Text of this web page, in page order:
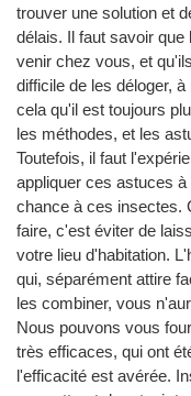
trouver une solution et
délais. Il faut savoir
venir chez vous, et
difficile de les déloger,
cela qu'il est toujours
les méthodes, et les
Toutefois, il faut
appliquer ces astuces
chance à ces insectes.
faire, c'est éviter de
votre lieu d'habitation.
qui, séparément attire
les combiner, vous
Nous pouvons vous
très efficaces, qui ont
l'efficacité est avérée.